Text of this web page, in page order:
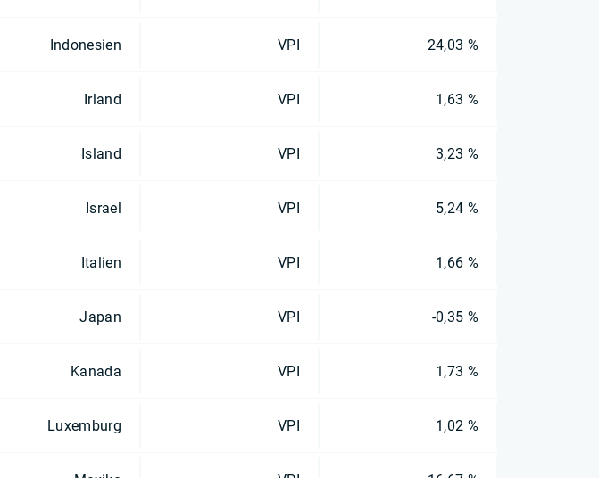
Indonesien VPI 24,03 %
Irland VPI 1,63 %
Island VPI 3,23 %
Israel VPI 5,24 %
Italien VPI 1,66 %
Japan VPI -0,35 %
Kanada VPI 1,73 %
Luxemburg VPI 1,02 %